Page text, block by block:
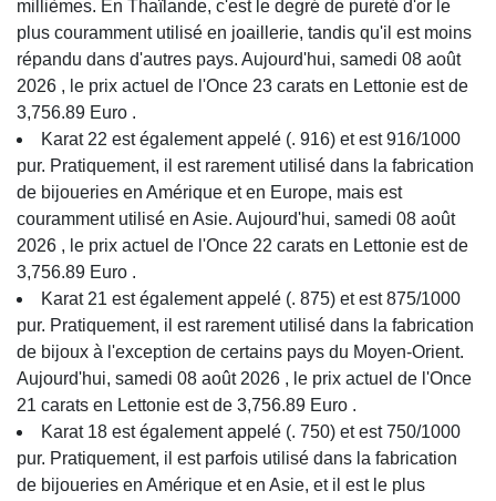
millièmes. En Thaïlande, c'est le degré de pureté d'or le
plus couramment utilisé en joaillerie, tandis qu'il est moins
répandu dans d'autres pays. Aujourd'hui, samedi 08 août
2026 , le prix actuel de l'Once 23 carats en Lettonie est de
3,756.89 Euro .
Karat 22 est également appelé (. 916) et est 916/1000
pur. Pratiquement, il est rarement utilisé dans la fabrication
de bijoueries en Amérique et en Europe, mais est
couramment utilisé en Asie. Aujourd'hui, samedi 08 août
2026 , le prix actuel de l'Once 22 carats en Lettonie est de
3,756.89 Euro .
Karat 21 est également appelé (. 875) et est 875/1000
pur. Pratiquement, il est rarement utilisé dans la fabrication
de bijoux à l'exception de certains pays du Moyen-Orient.
Aujourd'hui, samedi 08 août 2026 , le prix actuel de l'Once
21 carats en Lettonie est de 3,756.89 Euro .
Karat 18 est également appelé (. 750) et est 750/1000
pur. Pratiquement, il est parfois utilisé dans la fabrication
de bijoueries en Amérique et en Asie, et il est le plus